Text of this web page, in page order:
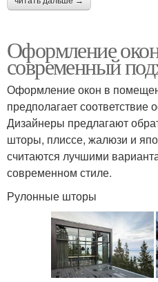
Оформление
современный
Оформление окон в
предполагает
Дизайнеры предлагают
шторы, плиссе, жалюзи и
считаются лучшими
современном стиле.
Рулонные шторы